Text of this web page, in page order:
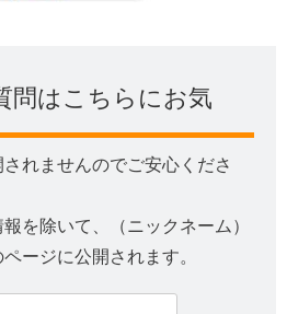
問はこちらにお気
れませんのでご安心くださ
を除いて、（ニックネーム）
ージに公開されます。